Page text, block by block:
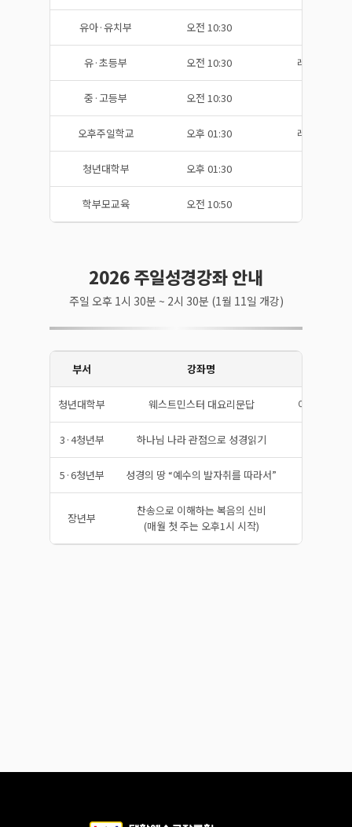
유아·유치부 오전 10:30
유·초등부 오전 10:30 레이놀즈홀(
중·고등부 오전 10:30
오후주일학교 오후 01:30 레이놀즈홀(
청년대학부 오후 01:30
학부모교육 오전 10:50
2026 주일성경강좌 안내
주일 오후 1시 30분 ~ 2시 30분 (1월 11일 개강)
부서 강좌명
청년대학부 웨스트민스터 대요리문답 이명철 전도
3·4청년부 하나님 나라 관점으로 성경읽기
5·6청년부 성경의 땅 “예수의 발자취를 따라서”
장년부
찬송으로 이해하는 복음의 신비
(매월 첫 주는 오후1시 시작)